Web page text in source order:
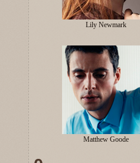
Lily Newmark
Matthew Goode